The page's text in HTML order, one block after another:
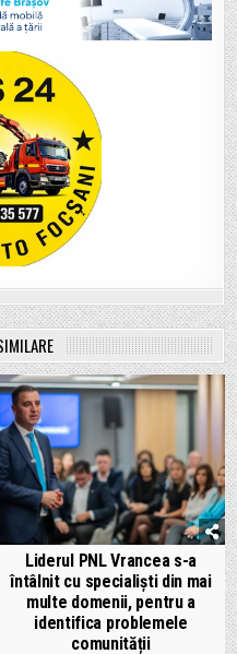
Liderul PNL Vrancea s-a
întâlnit cu specialiști din mai
multe domenii, pentru a
identifica problemele
comunității